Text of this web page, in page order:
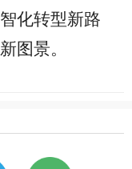
化转型新路
图景。